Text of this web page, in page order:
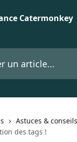
Astuces & conseils
des tags !